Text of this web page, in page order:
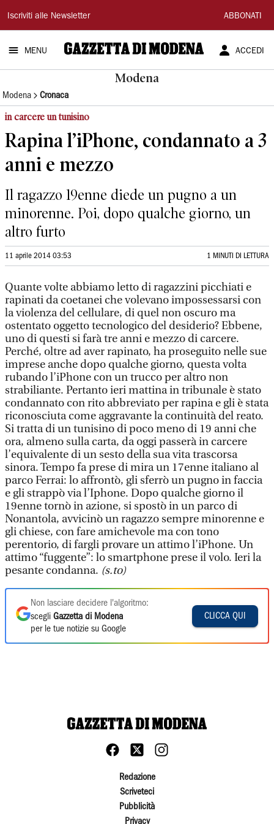
Gazzetta
di
Modena
Iscriviti alle Newsletter ABBONATI
MENU ACCEDI
Modena
Modena Cronaca
in carcere un tunisino
Rapina l’iPhone, condannato a 3
anni e mezzo
Il ragazzo 19enne diede un pugno a un
minorenne. Poi, dopo qualche giorno, un
altro furto
11 aprile 2014 03:53 1 MINUTI DI LETTURA
Quante volte abbiamo letto di ragazzini picchiati e
rapinati da coetanei che volevano impossessarsi con
la violenza del cellulare, di quel non oscuro ma
ostentato oggetto tecnologico del desiderio? Ebbene,
uno di questi si farà tre anni e mezzo di carcere.
Perché, oltre ad aver rapinato, ha proseguito nelle sue
imprese anche dopo qualche giorno, questa volta
rubando l’iPhone con un trucco per altro non
strabiliante. Pertanto ieri mattina in tribunale è stato
condannato con rito abbreviato per rapina e gli è stata
riconosciuta come aggravante la continuità del reato.
Si tratta di un tunisino di poco meno di 19 anni che
ora, almeno sulla carta, da oggi passerà in carcere
l’equivalente di un sesto della sua vita trascorsa
sinora. Tempo fa prese di mira un 17enne italiano al
parco Ferrai: lo affrontò, gli sferrò un pugno in faccia
e gli strappò via l’Iphone. Dopo qualche giorno il
19enne tornò in azione, si spostò in un parco di
Nonantola, avvicinò un ragazzo sempre minorenne e
gli chiese, con fare amichevole ma con tono
perentorio, di fargli provare un attimo l’iPhone. Un
attimo “fuggente”: lo smartphone prese il volo. Ieri la
pesante condanna. (s.to)
Non lasciare decidere l'algoritmo:
scegli Gazzetta di Modena
per le tue notizie su Google
CLICCA QUI
Redazione
Scriveteci
Pubblicità
Privacy